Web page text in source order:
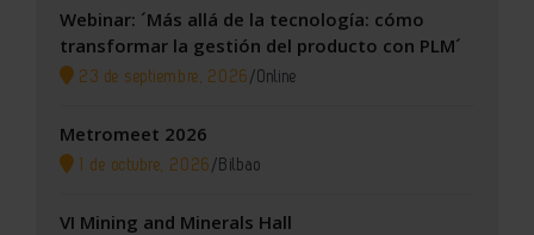
Webinar: ´Más allá de la tecnología: cómo
transformar la gestión del producto con PLM´
23 de septiembre, 2026 /Online
Metromeet 2026
1 de octubre, 2026 / Bilbao
VI Mining and Minerals Hall